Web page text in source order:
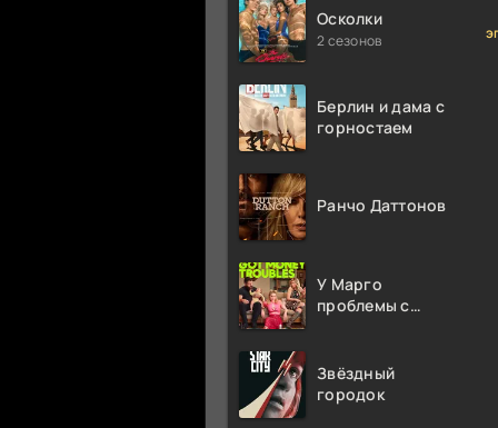
Осколки
2 сезонов
Берлин и дама с
горностаем
Ранчо Даттонов
У Марго
проблемы с
Звёздный
городок